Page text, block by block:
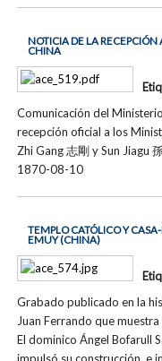
NOTICIA DE LA RECEPCIÓN
CHINA
Comunicación del
recepción oficial a los
Zhi Gang 志剛 y Sun Jiagu
1870-08-10
TEMPLO CATÓLICO Y
EMUY (CHINA)
Grabado publicado en la
Juan Ferrando que
El dominico Ángel Bofarull
impulsó su construcción, e